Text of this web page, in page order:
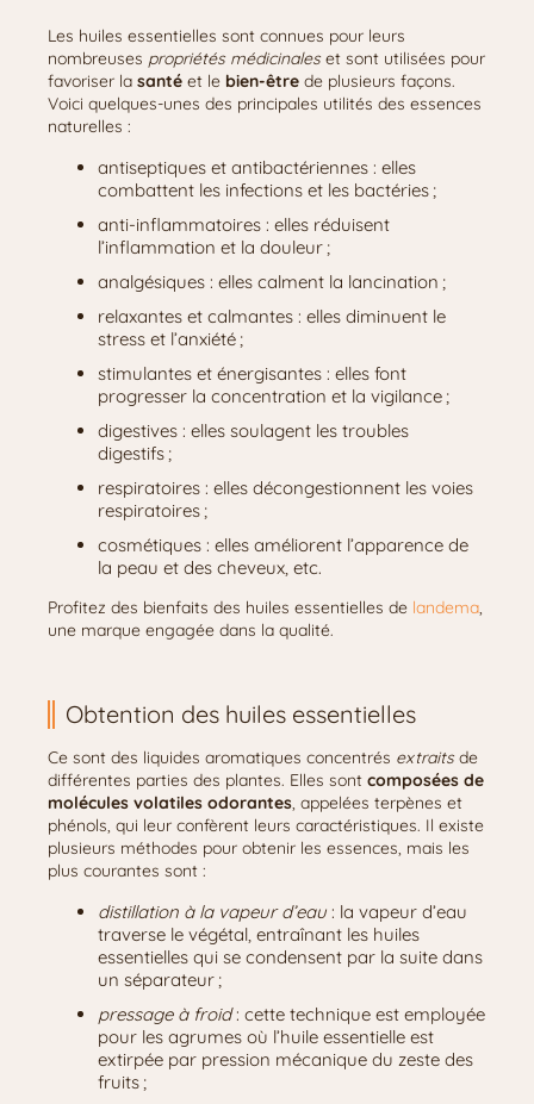
Les huiles essentielles sont connues pour leurs
nombreuses propriétés médicinaleset sont utilisées pour
favoriser la santé et le bien-être de plusieurs façons.
Voici quelques-unes des principales utilités des essences
naturelles :
antiseptiques et antibactériennes : elles
combattent les infections et les bactéries ;
anti-inflammatoires : elles réduisent
l’inflammation et la douleur ;
analgésiques : elles calment la lancination ;
relaxantes et calmantes : elles diminuent le
stress et l’anxiété ;
stimulantes et énergisantes : elles font
progresser la concentration et la vigilance ;
digestives : elles soulagent les troubles
digestifs ;
respiratoires : elles décongestionnent les voies
respiratoires ;
cosmétiques : elles améliorent l’apparence de
la peau et des cheveux, etc.
Profitez des bienfaits des huiles essentielles de landema,
une marque engagée dans la qualité.
Obtention des huiles essentielles
Ce sont des liquides aromatiques concentrés extraitsde
différentes parties des plantes. Elles sont composées de
molécules volatiles odorantes, appelées terpènes et
phénols, qui leur confèrent leurs caractéristiques. Il existe
plusieurs méthodes pour obtenir les essences, mais les
plus courantes sont :
distillation à la vapeur d’eau : la vapeur d’eau
traverse le végétal, entraînant les huiles
essentielles qui se condensent par la suite dans
un séparateur ;
pressage à froid: cette technique est employée
pour les agrumes où l’huile essentielle est
extirpée par pression mécanique du zeste des
fruits ;